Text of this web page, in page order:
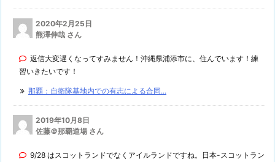
2020年2月25日
熊澤伸哉 さん
返信大変遅くなってすみません！沖縄県浦添市に、住んでいます！練
習いきたいです！
那覇：自衛隊基地内での有志による合同...
2019年10月8日
佐藤＠那覇道場 さん
9/28 はスコットランドでなくアイルランドですね。日本-スコットラン